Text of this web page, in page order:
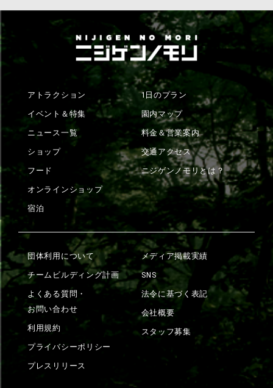
アトラクション
イベント＆特集
ニュース一覧
ショップ
フード
オンラインショップ
宿泊
1日のプラン
園内マップ
料金＆営業案内
交通アクセス
ニジゲンノモリとは？
団体利用について
チームビルディング計画
よくある質問・
お問い合わせ
利用規約
プライバシーポリシー
プレスリリース
メディア掲載実績
SNS
法令に基づく表記
会社概要
スタッフ募集